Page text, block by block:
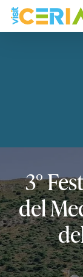
Vai
contenuto
3°
del